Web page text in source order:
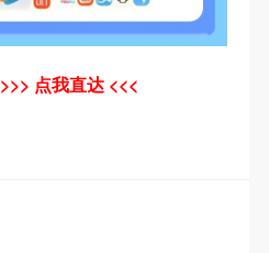
>>> 点我直达 <<<